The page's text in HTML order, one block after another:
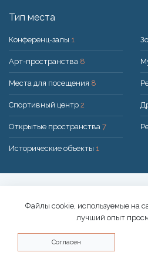
Тип места
Конференц-залы 1
Арт-пространства 8
Места для посещения 8
Спортивный центр 2
Открытые пространства 7
Исторические объекты 1
Политика конфиденциальности
Файлы cookie, используемые на
лучший опыт
Согласен